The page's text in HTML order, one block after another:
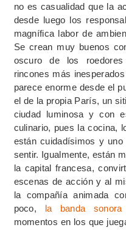
no es casualidad que la
desde luego los
magnífica labor de
Se crean muy buenos
oscuro de los
rincones más
parece enorme desde el
el de la propia París, un
ciudad luminosa y con
culinario, pues la cocina,
están cuidadísimos y
sentir. Igualmente, están
la capital francesa,
escenas de acción y al
la compañía animada
poco, la banda
momentos en los que